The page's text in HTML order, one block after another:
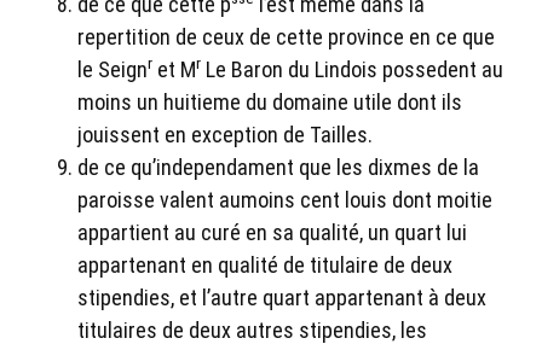
repertition de ceux de cette province en ce que
le Seignr et Mr Le Baron du Lindois possedent au
moins un huitieme du domaine utile dont ils
jouissent en exception de Tailles.
de ce qu’independament que les dixmes de la
paroisse valent aumoins cent louis dont moitie
appartient au curé en sa qualité, un quart lui
appartenant en qualité de titulaire de deux
stipendies, et l’autre quart appartenant à deux
titulaires de deux autres stipendies, les